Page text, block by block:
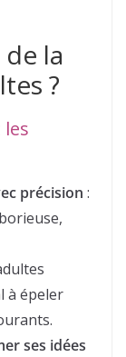
la
?
les
précision :
à épeler
ses idées